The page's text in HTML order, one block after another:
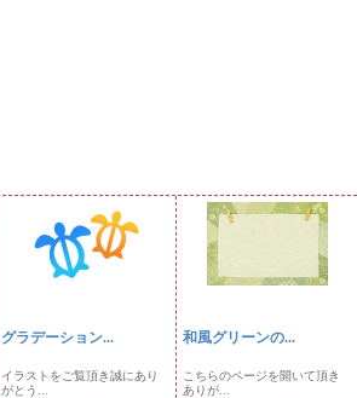
グラデーション...
イラストをご覧頂き誠にあり
がとう...
和風グリーンの...
こちらのページを開いて頂き
ありが...